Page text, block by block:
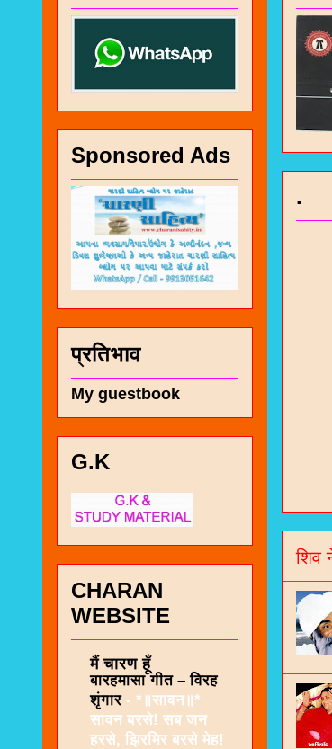
.
शिव
Sponsored Ads
प्रतिभाव
My guestbook
G.K
CHARAN
WEBSITE
मैं चारण हूँ
बारहमासा गीत – विरह
शृंगार - *॥सावन॥*
सावन बरसे! सब जन
हरसे, झिरमिर बरसे मेह!